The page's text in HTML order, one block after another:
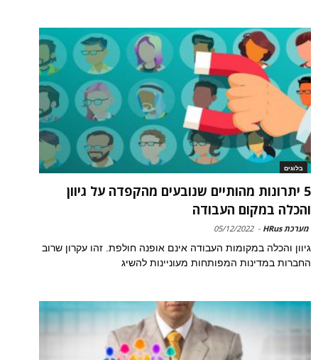
בלוגים
5 יתרונות מהותיים שנובעים מהקפדה על גיוון
והכלה במקום העבודה
מערכת HRus -
05/12/2022
גיוון והכלה במקומות העבודה אינם אופנה חולפת. זהו עקרון שרוב
החברות במדינות המפותחות מעוניינות להשיג